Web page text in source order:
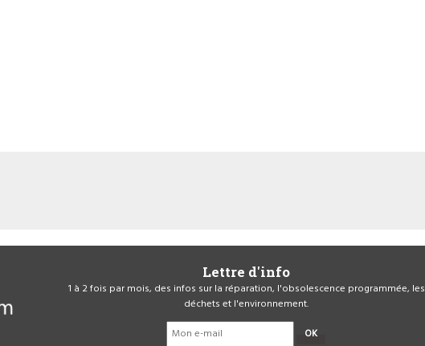
Lettre d'info
1 à 2 fois par mois, des infos sur la réparation, l'obsolescence programmée, les
déchets et l'environnement.
OK